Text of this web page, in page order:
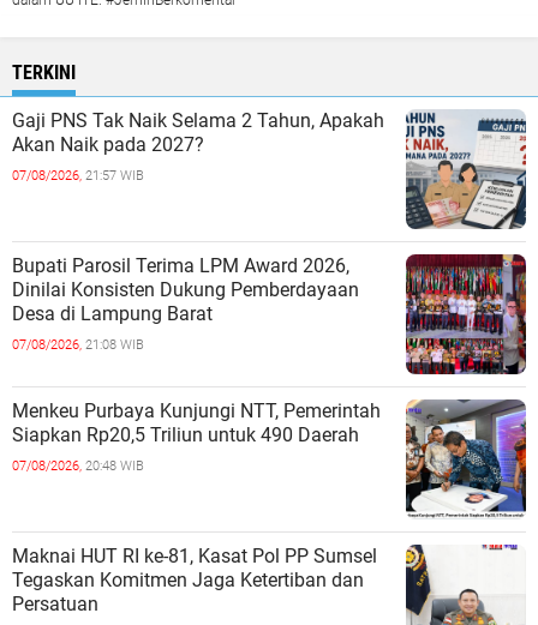
TERKINI
Gaji PNS Tak Naik Selama 2 Tahun, Apakah
Akan Naik pada 2027?
07/08/2026, 21:57 WIB
Bupati Parosil Terima LPM Award 2026,
Dinilai Konsisten Dukung Pemberdayaan
Desa di Lampung Barat
07/08/2026, 21:08 WIB
Menkeu Purbaya Kunjungi NTT, Pemerintah
Siapkan Rp20,5 Triliun untuk 490 Daerah
07/08/2026, 20:48 WIB
Maknai HUT RI ke-81, Kasat Pol PP Sumsel
Tegaskan Komitmen Jaga Ketertiban dan
Persatuan